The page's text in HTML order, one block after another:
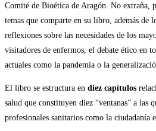
Comité de Bioética de Aragón. No extraña,
temas que comparte en su libro, además de
reflexiones sobre las necesidades de los
visitadores de enfermos, el debate ético en
actuales como la pandemia o la
El libro se estructura en diez capítulos
salud que constituyen diez “ventanas” a las
profesionales sanitarios como la ciudadanía